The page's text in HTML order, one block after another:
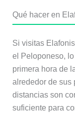
Qué hacer en
Si visitas
el Peloponeso,
primera hora de
alrededor de sus
distancias son
suficiente para